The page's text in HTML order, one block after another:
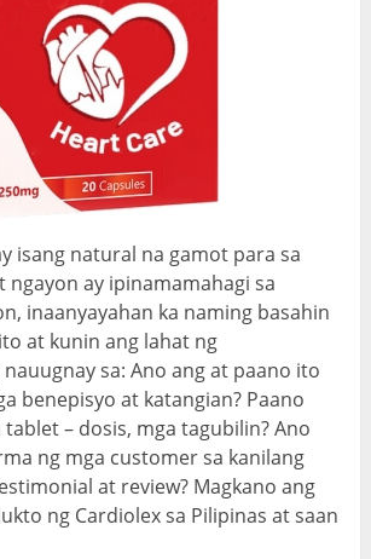
isang natural na gamot para sa
ngayon ay ipinamamahagi sa
inaanyayahan ka naming basahin
at kunin ang lahat ng
sa: Ano ang at paano ito
benepisyo at katangian? Paano
– dosis, mga tagubilin? Ano
ng mga customer sa kanilang
at review? Magkano ang
ng Cardiolex sa Pilipinas at saan